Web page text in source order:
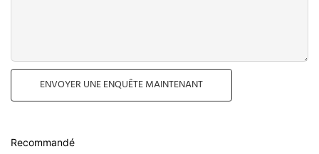
ENVOYER UNE ENQUÊTE MAINTENANT
Recommandé